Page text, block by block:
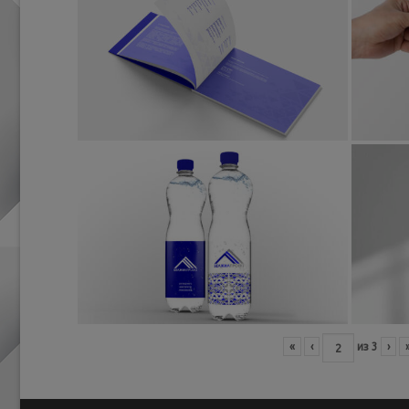
« ‹ из 3 ›